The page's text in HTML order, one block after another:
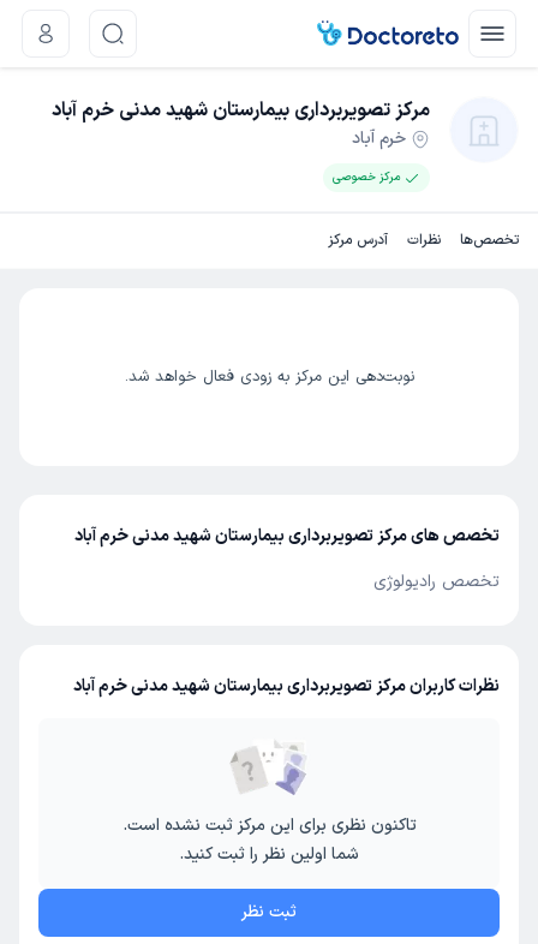
مرکز تصویربرداری بیمارستان شهید مدنی خرم آباد
خرم آباد
مرکز خصوصی
تخصص‌ها نظرات آدرس مرکز
نوبت‌دهی این مرکز به زودی فعال خواهد شد.
تخصص های مرکز تصویربرداری بیمارستان شهید مدنی خرم آباد
تخصص رادیولوژی
نظرات کاربران مرکز تصویربرداری بیمارستان شهید مدنی خرم آباد
تاکنون نظری برای این مرکز ثبت نشده است.
شما اولین نظر را ثبت کنید.
ثبت نظر